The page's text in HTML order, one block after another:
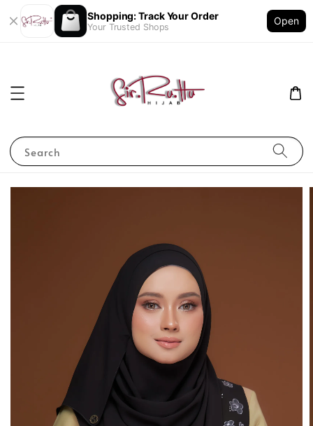
Shopping: Track Your Order
Your Trusted Shops
Open
Search